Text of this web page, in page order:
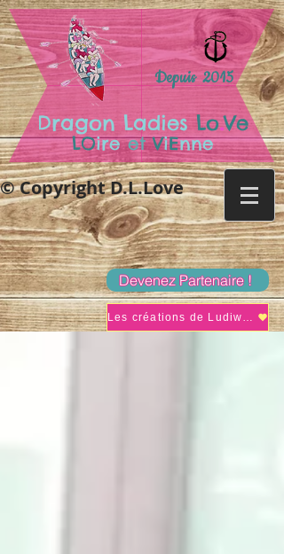
Dragon Ladies Lo.Ve
LOire et ViEnne
Depuis 2015
© Copyright D.L.Love
Devenez Partenaire !
Les créations de Ludiwine